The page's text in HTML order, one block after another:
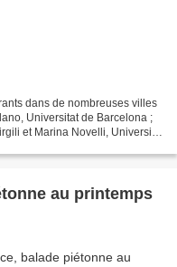
dans de nombreuses villes
Universitat de Barcelona ;
et Marina Novelli, University
au printemps